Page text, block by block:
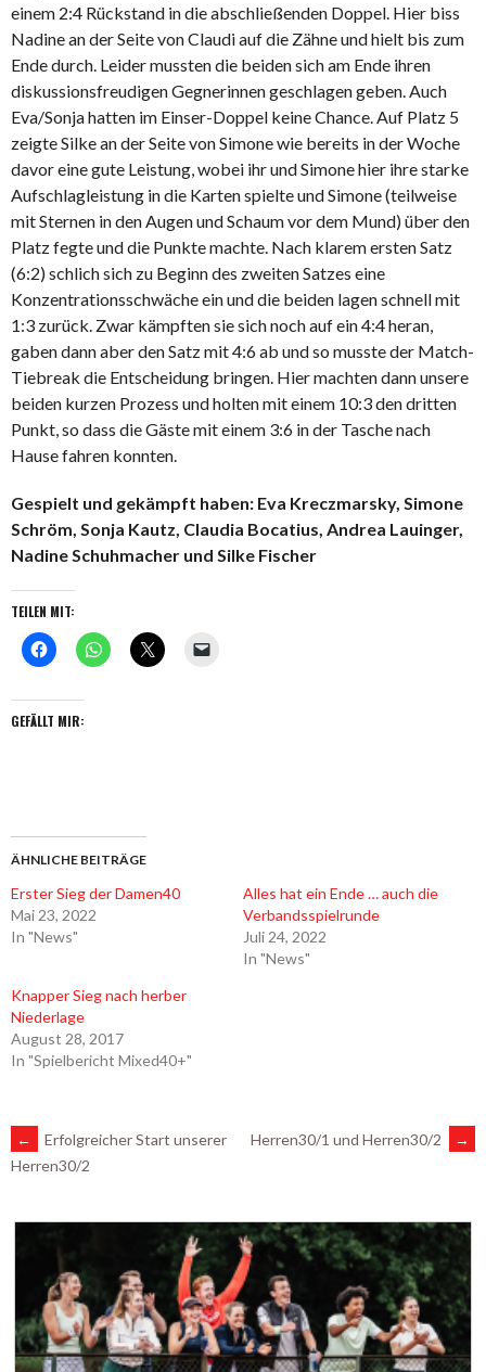
einem 2:4 Rückstand in die abschließenden Doppel. Hier biss
Nadine an der Seite von Claudi auf die Zähne und hielt bis zum
Ende durch. Leider mussten die beiden sich am Ende ihren
diskussionsfreudigen Gegnerinnen geschlagen geben. Auch
Eva/Sonja hatten im Einser-Doppel keine Chance. Auf Platz 5
zeigte Silke an der Seite von Simone wie bereits in der Woche
davor eine gute Leistung, wobei ihr und Simone hier ihre starke
Aufschlagleistung in die Karten spielte und Simone (teilweise
mit Sternen in den Augen und Schaum vor dem Mund) über den
Platz fegte und die Punkte machte. Nach klarem ersten Satz
(6:2) schlich sich zu Beginn des zweiten Satzes eine
Konzentrationsschwäche ein und die beiden lagen schnell mit
1:3 zurück. Zwar kämpften sie sich noch auf ein 4:4 heran,
gaben dann aber den Satz mit 4:6 ab und so musste der Match-
Tiebreak die Entscheidung bringen. Hier machten dann unsere
beiden kurzen Prozess und holten mit einem 10:3 den dritten
Punkt, so dass die Gäste mit einem 3:6 in der Tasche nach
Hause fahren konnten.
Gespielt und gekämpft haben: Eva Kreczmarsky, Simone
Schröm, Sonja Kautz, Claudia Bocatius, Andrea Lauinger,
Nadine Schuhmacher und Silke Fischer
TEILEN MIT:
GEFÄLLT MIR:
ÄHNLICHE BEITRÄGE
Erster Sieg der Damen40
Mai 23, 2022
In "News"
Alles hat ein Ende … auch die
Verbandsspielrunde
Juli 24, 2022
In "News"
Knapper Sieg nach herber
Niederlage
August 28, 2017
In "Spielbericht Mixed40+"
ARTIKEL-
NAVIGATION
←
Erfolgreicher Start unserer
Herren30/2
Herren30/1 und Herren30/2 →